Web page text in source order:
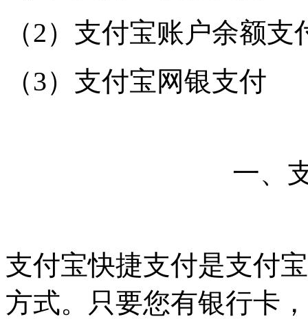
（2）支付宝账户余额支
（3）支付宝网银支付
一、
支付宝快捷支付是支付
方式。只要您有银行卡